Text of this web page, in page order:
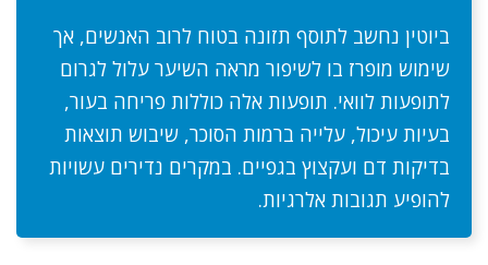
ביוטין נחשב לתוסף תזונה בטוח לרוב האנשים, אך
שימוש מופרז בו לשיפור מראה השיער עלול לגרום
לתופעות לוואי. תופעות אלה כוללות פריחה בעור,
בעיות עיכול, עלייה ברמות הסוכר, שיבוש תוצאות
בדיקות דם ועקצוץ בגפיים. במקרים נדירים עשויות
להופיע תגובות אלרגיות.